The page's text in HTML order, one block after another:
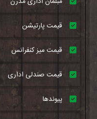
قیمت پارتیشن
قیمت میز کنفرانس
قیمت صندلی اداری
پیوندها